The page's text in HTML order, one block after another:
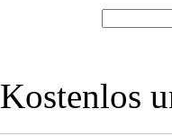
Kostenlos